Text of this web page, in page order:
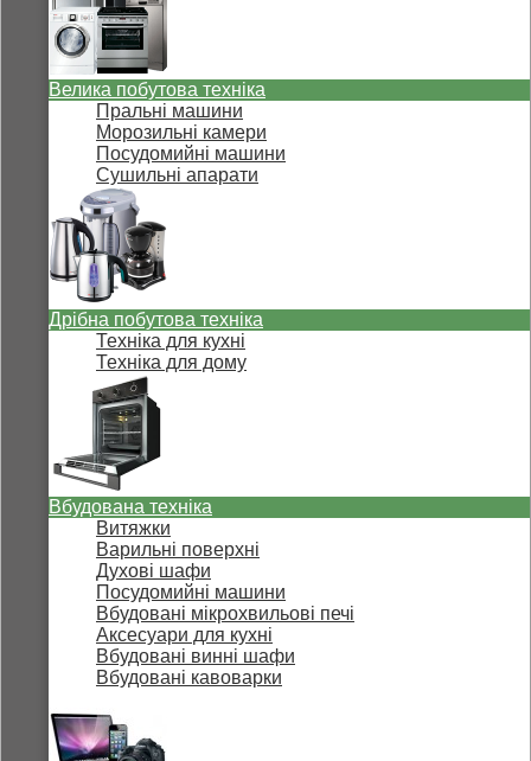
Велика побутова техніка
Пральні машини
Морозильні камери
Посудомийні машини
Сушильні апарати
Дрібна побутова техніка
Техніка для кухні
Техніка для дому
Вбудована техніка
Витяжки
Варильні поверхні
Духові шафи
Посудомийні машини
Вбудовані мікрохвильові печі
Аксесуари для кухні
Вбудовані винні шафи
Вбудовані кавоварки